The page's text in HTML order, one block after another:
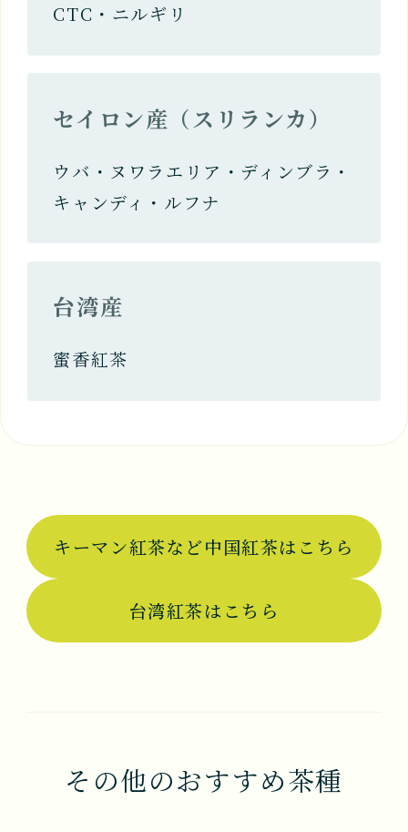
CTC・ニルギリ
セイロン産（スリランカ）
ウバ・ヌワラエリア・ディンブラ・
キャンディ・ルフナ
台湾産
蜜香紅茶
キーマン紅茶など中国紅茶はこちら
台湾紅茶はこちら
その他のおすすめ茶種